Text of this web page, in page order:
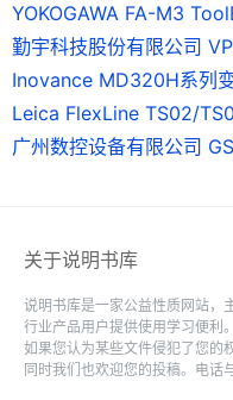
YOKOGAWA FA-M3
勤宇科技股份有限公司
Inovance MD320H系列
Leica FlexLine TS02/
关于说明书库
说明书库是一家公益性质网站，
行业产品用户提供使用学习便利
如果您认为某些文件侵犯了您的
同时我们也欢迎您的投稿。电话